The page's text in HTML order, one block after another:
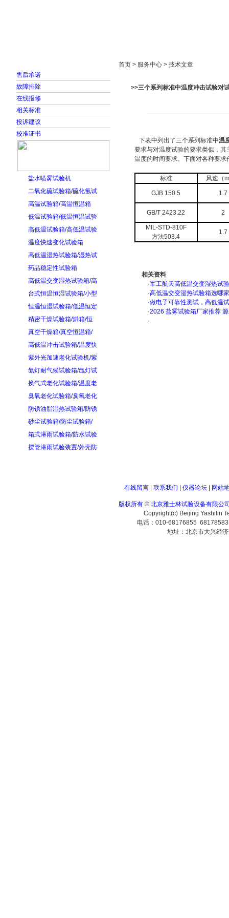
售后承诺
故障排除
在线报修
相关标准
投诉建议
校准证书
盐水喷雾试验机
二氧化硫试验箱/硫化氢试
高温试验箱/高温恒温箱
低温试验箱/低温恒温试验
高低温试验箱/高低温试验
温度快速变化试验箱
高低温湿热试验箱/湿热试
药品稳定性试验箱
高低温交变湿热试验箱/高
台式恒温恒湿试验箱/小型
恒温恒湿试验箱/低温恒定
精密干燥试验箱/烘箱/恒
真空干燥箱/真空恒温箱/
高低温冲击试验箱/温度快
紫外光加速老化试验机/紫
氙灯耐气候试验箱/氙灯试
换气式老化试验箱/温度老
臭氧老化试验箱/臭氧老化
防锈油脂湿热试验箱/防锈
砂尘试验箱/防尘试验箱/
箱式淋雨试验箱/防水试验
摆管淋雨试验装置/外壳防
首页 > 服务中心 > 技术文章
>>三个系列标准中温度冲击试验对
下表中列出了三个系列标准中温
要求与对温度试验的要求类似，
温度的时间要求。下面对各种要求
标准 风速（
GJB 150.5 1.7
GB/T 2423.22 2
MIL-STD-810F
方法503.4
1.7
相关资料
·军工航天高低温交变湿热试
·高低温交变湿热试验箱选哪
·做电子可靠性测试，高低温
·2026 盐雾试验箱厂家推荐
·
在线留言| 联系我们 仪器论坛| 网站
版权所有 © 北京雅士林试验设备有限公
Copyright(c) Beijing Yashilin
电话：010-68176855
地址：北京市大兴经